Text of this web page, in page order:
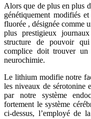
Alors que de plus en plus
génétiquement modifiés
fluorée , désignée comme
plus prestigieux
structure de pouvoir
complice doit trouver
neurochimie.
Le lithium modifie notre
les niveaux de sérotonine
par notre système
fortement le système
ci-dessus, l’employé de